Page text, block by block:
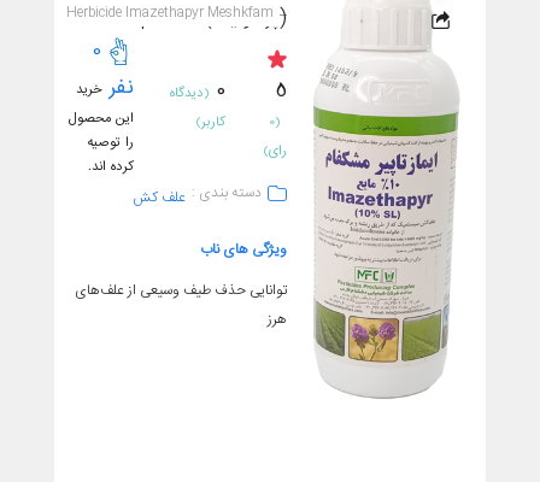
(پرسوئیت) مشکفام
Herbicide Imazethapyr Meshkfam
5
(0
رای)
0 (دیدگاه
کاربر)
0
نفر خرید
این محصول
را توصیه
کرده اند.
دسته بندی : علف کش
ویژگی های ناب
توانایی حذف طیف وسیعی از علف‌های
هرز